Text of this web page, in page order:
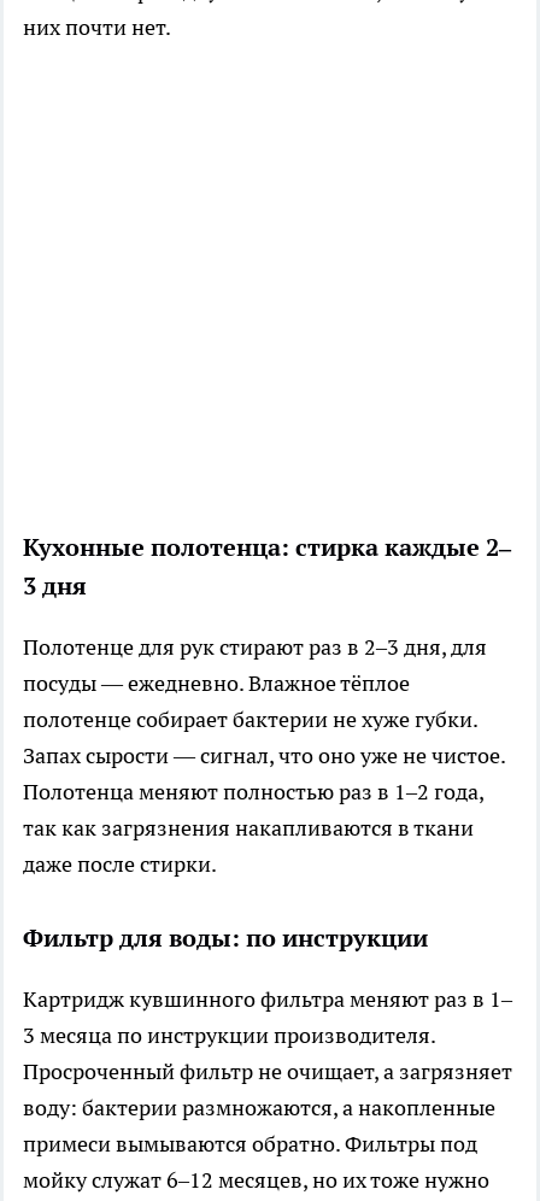
них почти нет.
Кухонные полотенца: стирка каждые 2–
3 дня
Полотенце для рук стирают раз в 2–3 дня, для
посуды — ежедневно. Влажное тёплое
полотенце собирает бактерии не хуже губки.
Запах сырости — сигнал, что оно уже не чистое.
Полотенца меняют полностью раз в 1–2 года,
так как загрязнения накапливаются в ткани
даже после стирки.
Фильтр для воды: по инструкции
Картридж кувшинного фильтра меняют раз в 1–
3 месяца по инструкции производителя.
Просроченный фильтр не очищает, а загрязняет
воду: бактерии размножаются, а накопленные
примеси вымываются обратно. Фильтры под
мойку служат 6–12 месяцев, но их тоже нужно